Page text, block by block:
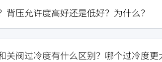
压允许度高好还是低好？为什么？
关阀过冷度有什么区别？哪个过冷度更